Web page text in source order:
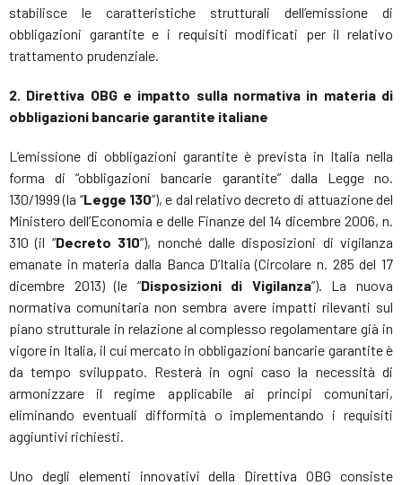
stabilisce le caratteristiche strutturali dell’emissione di
obbligazioni garantite e i requisiti modificati per il relativo
trattamento prudenziale.
2. Direttiva OBG e impatto sulla normativa in materia di
obbligazioni bancarie garantite italiane
L’emissione di obbligazioni garantite è prevista in Italia nella
forma di “obbligazioni bancarie garantite” dalla Legge no.
130/1999 (la “Legge 130”), e dal relativo decreto di attuazione del
Ministero dell’Economia e delle Finanze del 14 dicembre 2006, n.
310 (il “Decreto 310”), nonché dalle disposizioni di vigilanza
emanate in materia dalla Banca D’Italia (Circolare n. 285 del 17
dicembre 2013) (le “Disposizioni di Vigilanza”). La nuova
normativa comunitaria non sembra avere impatti rilevanti sul
piano strutturale in relazione al complesso regolamentare già in
vigore in Italia, il cui mercato in obbligazioni bancarie garantite è
da tempo sviluppato. Resterà in ogni caso la necessità di
armonizzare il regime applicabile ai principi comunitari,
eliminando eventuali difformità o implementando i requisiti
aggiuntivi richiesti.
Uno degli elementi innovativi della Direttiva OBG consiste